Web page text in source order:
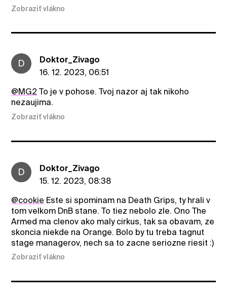
Zobraziť vlákno
D
Doktor_Zivago
16. 12. 2023, 06:51
@MG2 To je v pohose. Tvoj nazor aj tak nikoho
nezaujima.
Zobraziť vlákno
D
Doktor_Zivago
15. 12. 2023, 08:38
@cookie Este si spominam na Death Grips, ty hrali v
tom velkom DnB stane. To tiez nebolo zle. Ono The
Armed ma clenov ako maly cirkus, tak sa obavam, ze
skoncia niekde na Orange. Bolo by tu treba tagnut
stage managerov, nech sa to zacne seriozne riesit :)
Zobraziť vlákno